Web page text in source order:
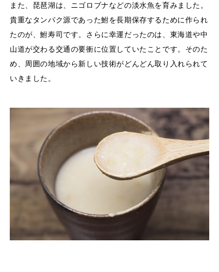
また、琵琶湖は、ニゴロブナなどの淡水魚を育みました。
貴重なタンパク源であった鮒を長期保存するために作られ
たのが、鮒寿司です。さらに幸運だったのは、東海道や中
山道が交わる交通の要衝に位置していたことです。そのた
め、周囲の地域から新しい技術がどんどん取り入れられて
いきました。